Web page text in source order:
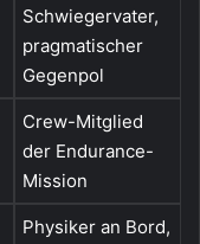
Schwiegervater,
pragmatischer
Gegenpol
Crew-Mitglied
der Endurance-
Mission
Physiker an Bord,